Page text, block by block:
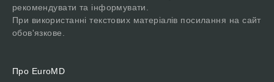
рекомендувати та інформувати.
При використанні текстових матеріалів посилання на сайт
обов'язкове.
Про EuroMD